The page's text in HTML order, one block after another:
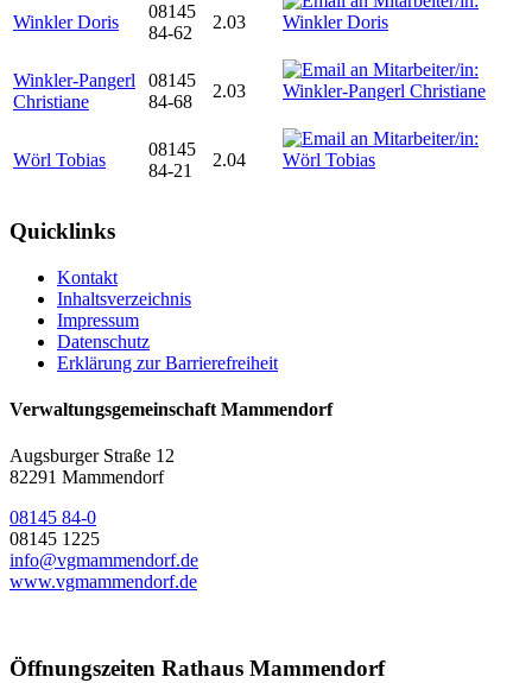
Winkler Doris
08145
84-62
2.03
Winkler-Pangerl
Christiane
08145
84-68
2.03
Wörl Tobias
08145
84-21
2.04
Quicklinks
Kontakt
Inhaltsverzeichnis
Impressum
Datenschutz
Erklärung zur Barrierefreiheit
Verwaltungsgemeinschaft Mammendorf
Augsburger Straße 12
82291 Mammendorf
08145 84-0
08145 1225
info@vgmammendorf.de
www.vgmammendorf.de
Öffnungszeiten Rathaus Mammendorf